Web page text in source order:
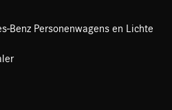
Benz Personenwagens en Lichte